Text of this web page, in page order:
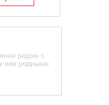
рядом с
или родными